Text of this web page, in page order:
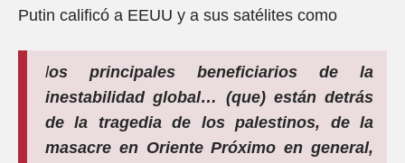
Putin calificó a EEUU y a sus satélites como
los principales beneficiarios de la
inestabilidad global… (que) están detrás
de la tragedia de los palestinos, de la
masacre en Oriente Próximo en general,